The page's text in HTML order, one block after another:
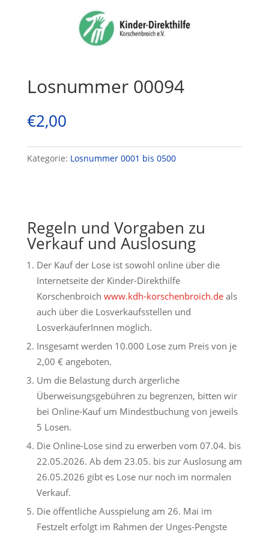
Losnummer 00094
€2,00
Kategorie: Losnummer 0001 bis 0500
Regeln und Vorgaben zu
Verkauf und Auslosung
Der Kauf der Lose ist sowohl online über die
Internetseite der Kinder-Direkthilfe
Korschenbroich www.kdh-korschenbroich.deals
auch über die Losverkaufsstellen und
LosverkäuferInnen möglich.
Insgesamt werden 10.000 Lose zum Preis von je
2,00 € angeboten.
Um die Belastung durch ärgerliche
Überweisungsgebühren zu begrenzen, bitten wir
bei Online-Kauf um Mindestbuchung von jeweils
5 Losen.
Die Online-Lose sind zu erwerben vom 07.04. bis
22.05.2026. Ab dem 23.05. bis zur Auslosung am
26.05.2026 gibt es Lose nur noch im normalen
Verkauf.
Die öffentliche Ausspielung am 26. Mai im
Festzelt erfolgt im Rahmen der Unges-Pengste